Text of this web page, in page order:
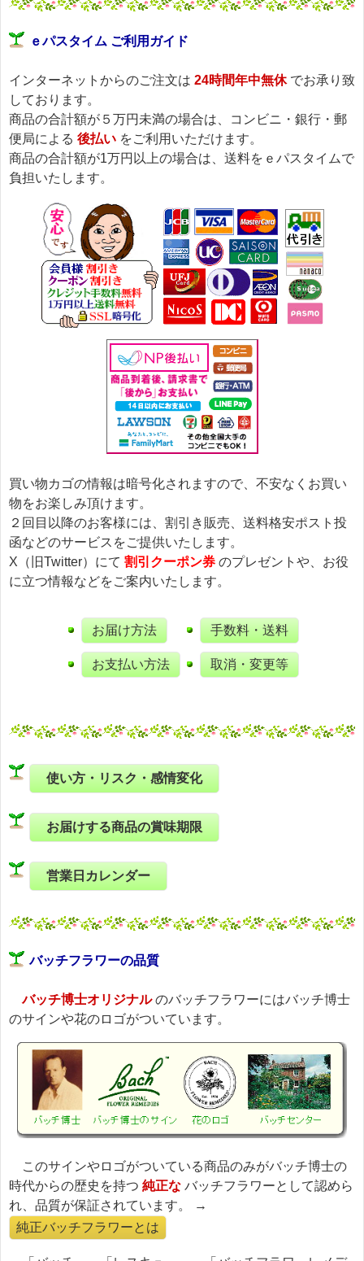
ｅパスタイム ご利用ガイド
インターネットからのご注文は 24時間年中無休でお承り致
しております。
商品の合計額が５万円未満の場合は、コンビニ・銀行・郵
便局による 後払い をご利用いただけます。
商品の合計額が1万円以上の場合は、送料をｅパスタイムで
負担いたします。
買い物カゴの情報は暗号化されますので、不安なくお買い
物をお楽しみ頂けます。
２回目以降のお客様には、割引き販売、送料格安ポスト投
函などのサービスをご提供いたします。
X（旧Twitter）にて 割引クーポン券 のプレゼントや、お役
に立つ情報などをご案内いたします。
お届け方法
お支払い方法
手数料・送料
取消・変更等
使い方・リスク・感情変化
お届けする商品の賞味期限
営業日カレンダー
バッチフラワーの品質
バッチ博士オリジナルのバッチフラワーにはバッチ博士
のサインや花のロゴがついています。
このサインやロゴがついている商品のみがバッチ博士の
時代からの歴史を持つ 純正な バッチフラワーとして認めら
れ、品質が保証されています。 →
純正バッチフラワーとは